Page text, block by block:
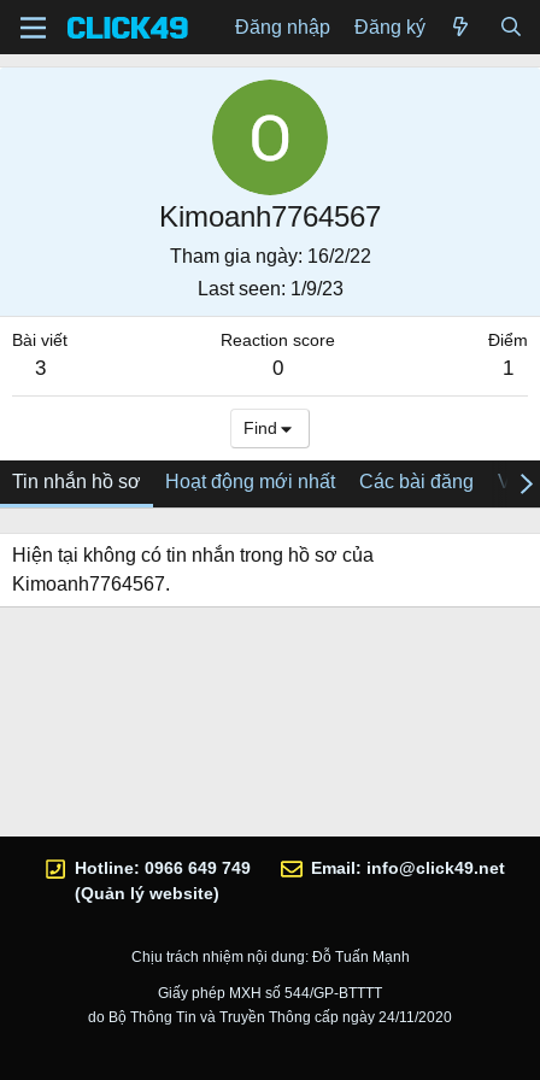
Đăng nhập Đăng ký
Kimoanh7764567
Tham gia ngày 16/2/22
Last seen 1/9/23
Bài viết
3
Reaction score
0
Điểm
1
Find
Tin nhắn hồ sơ Hoạt động mới nhất Các bài đăng Về
Hiện tại không có tin nhắn trong hồ sơ của
Kimoanh7764567.
Hotline: 0966 649 749
(Quản lý website)
Email: info@click49.net
Chịu trách nhiệm nội dung: Đỗ Tuấn Mạnh
Giấy phép MXH số 544/GP-BTTTT
do Bộ Thông Tin và Truyền Thông cấp ngày 24/11/2020